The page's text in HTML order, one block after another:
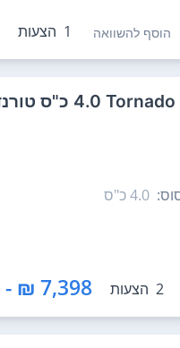
הוסף להשוואה 1 הצעות
4.0‏ כ"ס
2 הצעות 7,398 ₪ - 7,000 ₪